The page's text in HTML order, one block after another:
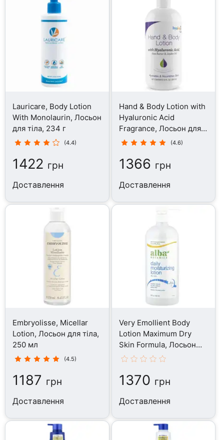
Lauricare, Body Lotion
With Monolaurin, Лосьон
для тіла, 234 г
(4.4)
1422 грн
Доставлення
Hand & Body Lotion with
Hyaluronic Acid
Fragrance, Лосьон для
тіла, 295.7 мл
(4.6)
1366 грн
Доставлення
Embryolisse, Micellar
Lotion, Лосьон для тіла,
250 мл
(4.5)
1187 грн
Доставлення
Very Emollient Body
Lotion Maximum Dry
Skin Formula, Лосьон
для тіла, 907 г
1370 грн
Доставлення